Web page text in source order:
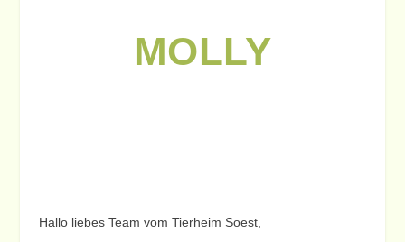
MOLLY
Hallo liebes Team vom Tierheim Soest,